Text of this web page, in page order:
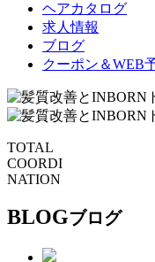
ヘアカタログ
求人情報
ブログ
クーポン＆WEB
TOTAL
COORDI
NATION
髪質改善
BLOGブログ